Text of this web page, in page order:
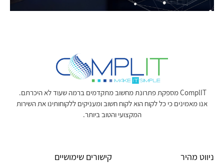
ComplIT מספקת פתרונת מחשוב מתקדמים ברמה שעוד לא היכרתם.
אנו מאמינים כי כל לקוח הוא לקוח חשוב ומעניקים ללקוחותינו את השירות
המקצועי והטוב ביותר.
ניווט מהיר קישורים שימושיים